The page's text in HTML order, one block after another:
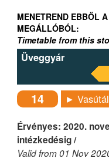
MENETREND EBBŐL A
MEGÁLLÓBÓL:
Timetable from this
Üveggyár
14 ►
Érvényes: 2020.
intézkedésig /
Valid from 01 Nov